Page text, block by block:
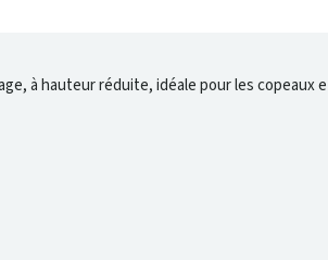
à hauteur réduite, idéale pour les copeaux